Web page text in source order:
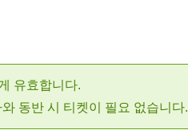
유효합니다.
동반 시 티켓이 필요 없습니다.